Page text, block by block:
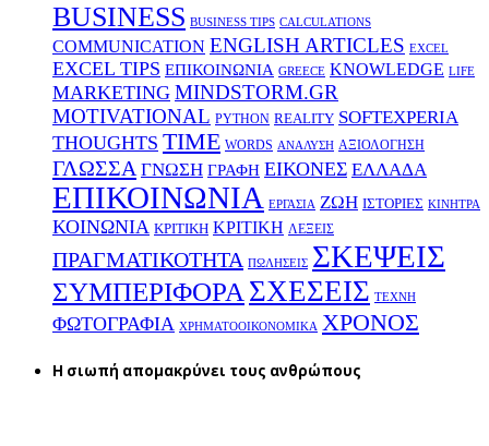
BUSINESS BUSINESS TIPS CALCULATIONS
COMMUNICATION ENGLISH ARTICLES EXCEL
EXCEL TIPS EΠΙΚΟΙΝΩΝΙΑ GREECE KNOWLEDGE LIFE
MARKETING MINDSTORM.GR
MOTIVATIONAL PYTHON REALITY SOFTEXPERIA
THOUGHTS TIME WORDS ΑΝΑΛΥΣΗ ΑΞΙΟΛΟΓΗΣΗ
ΓΛΩΣΣΑ ΓΝΩΣΗ ΓΡΑΦΗ ΕΙΚΟΝΕΣ ΕΛΛΑΔΑ
ΕΠΙΚΟΙΝΩΝΙΑ ΕΡΓΑΣΙΑ ΖΩΗ ΙΣΤΟΡΙΕΣ ΚΙΝΗΤΡΑ
ΚΟΙΝΩΝΙΑ ΚΡΙΤΙΚΗ ΚΡΙΤΙΚΗ ΛΕΞΕΙΣ
ΠΡΑΓΜΑΤΙΚΟΤΗΤΑ ΠΩΛΗΣΕΙΣ ΣΚΕΨΕΙΣ
ΣΥΜΠΕΡΙΦΟΡΑΣΧΕΣΕΙΣ ΤΕΧΝΗ
ΦΩΤΟΓΡΑΦΙΑ ΧΡΗΜΑΤΟΟΙΚΟΝΟΜΙΚΑ ΧΡΟΝΟΣ
H σιωπή απομακρύνει τους ανθρώπους